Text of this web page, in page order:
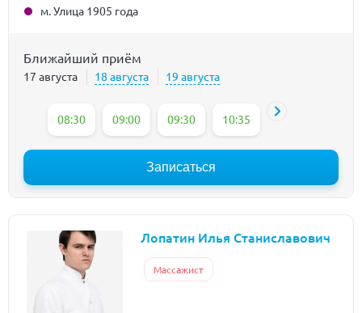
м. Улица 1905 года
Ближайший приём
17 августа 18 августа 19 августа
08:30 09:00 09:30 10:35 11:05
Записаться
Лопатин Илья Станиславович
Массажист